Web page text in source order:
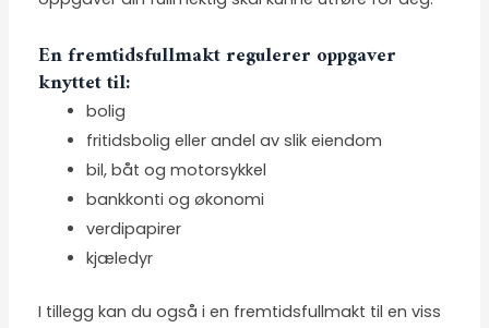
En fremtidsfullmakt regulerer oppgaver
knyttet til:
bolig
fritidsbolig eller andel av slik eiendom
bil, båt og motorsykkel
bankkonti og økonomi
verdipapirer
kjæledyr
I tillegg kan du også i en fremtidsfullmakt til en viss